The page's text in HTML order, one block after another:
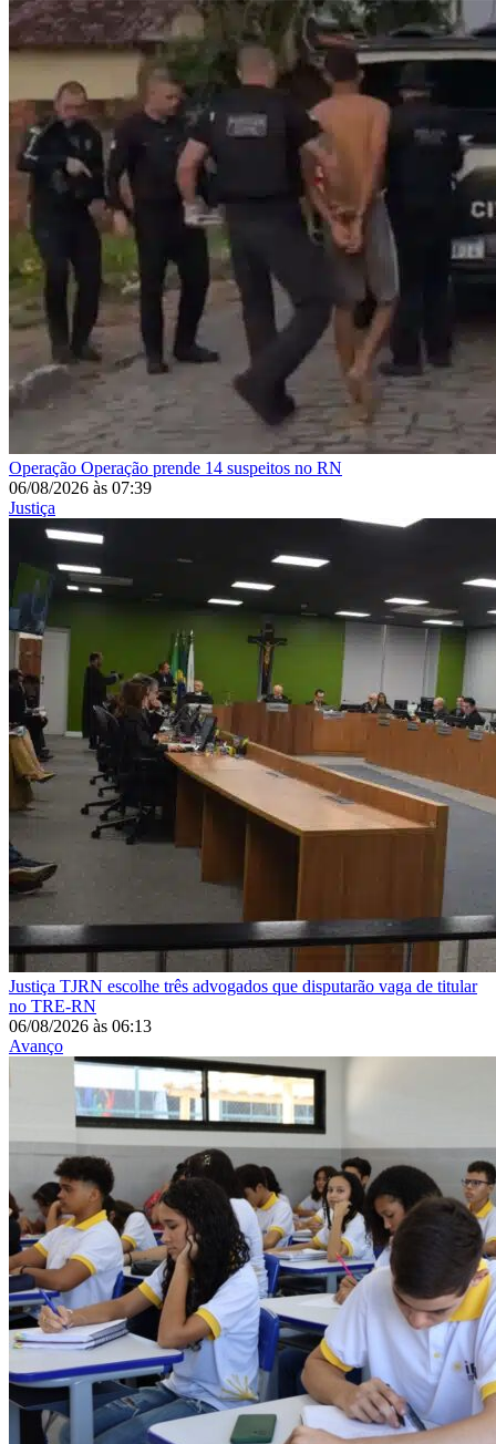
Operação Operação prende 14 suspeitos no RN
06/08/2026 às 07:39
Justiça
Justiça TJRN escolhe três advogados que disputarão vaga de titular
no TRE-RN
06/08/2026 às 06:13
Avanço